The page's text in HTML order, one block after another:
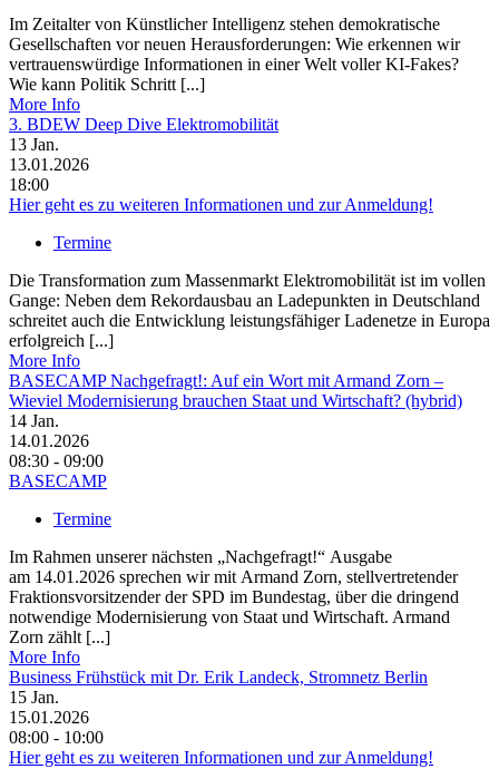
Im Zeitalter von Künstlicher Intelligenz stehen demokratische
Gesellschaften vor neuen Herausforderungen: Wie erkennen wir
vertrauenswürdige Informationen in einer Welt voller KI-Fakes?
Wie kann Politik Schritt [...]
More Info
3. BDEW Deep Dive Elektromobilität
13 Jan.
13.01.2026
18:00
Hier geht es zu weiteren Informationen und zur Anmeldung!
Termine
Die Transformation zum Massenmarkt Elektromobilität ist im vollen
Gange: Neben dem Rekordausbau an Ladepunkten in Deutschland
schreitet auch die Entwicklung leistungsfähiger Ladenetze in Europa
erfolgreich [...]
More Info
BASECAMP Nachgefragt!: Auf ein Wort mit Armand Zorn –
Wieviel Modernisierung brauchen Staat und Wirtschaft? (hybrid)
14 Jan.
14.01.2026
08:30 - 09:00
BASECAMP
Termine
Im Rahmen unserer nächsten „Nachgefragt!“ Ausgabe
am 14.01.2026 sprechen wir mit Armand Zorn, stellvertretender
Fraktionsvorsitzender der SPD im Bundestag, über die dringend
notwendige Modernisierung von Staat und Wirtschaft. Armand
Zorn zählt [...]
More Info
Business Frühstück mit Dr. Erik Landeck, Stromnetz Berlin
15 Jan.
15.01.2026
08:00 - 10:00
Hier geht es zu weiteren Informationen und zur Anmeldung!